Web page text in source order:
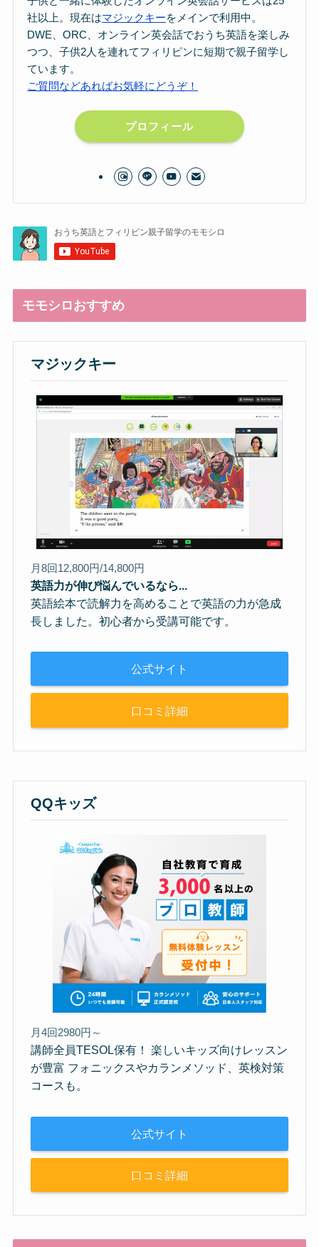
社以上。現在はマジックキーをメインで利用中。
DWE、ORC、オンライン英会話でおうち英語を楽しみ
つつ、子供2人を連れてフィリピンに短期で親子留学し
ています。
ご質問などあればお気軽にどうぞ！
プロフィール
モモシロおすすめ
マジックキー
月8回12,800円/14,800円
英語力が伸び悩んでいるなら...
英語絵本で読解力を高めることで英語の力が急成
長しました。初心者から受講可能です。
公式サイト
口コミ詳細
QQキッズ
月4回2980円～
講師全員TESOL保有！ 楽しいキッズ向けレッスン
が豊富 フォニックスやカランメソッド、英検対策
コースも。
公式サイト
口コミ詳細